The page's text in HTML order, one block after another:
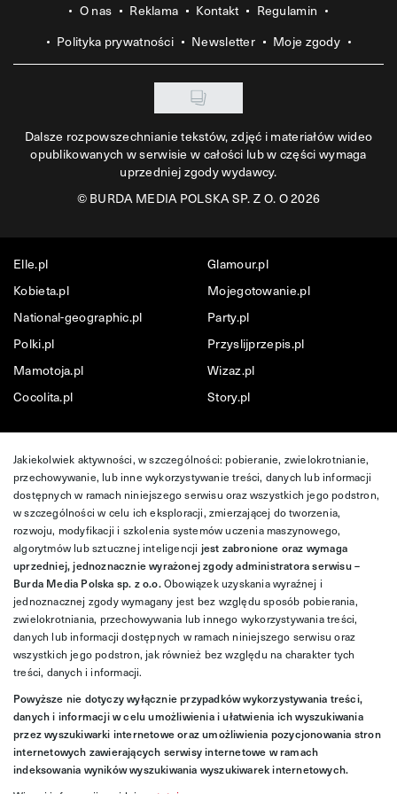
O nas Reklama Kontakt
Regulamin
Polityka prywatności
Newsletter Moje zgody
Dalsze rozpowszechnianie tekstów, zdjęć i materiałów wideo
opublikowanych w serwisie w całości lub w części wymaga
uprzedniej zgody wydawcy.
©BURDA MEDIA POLSKA SP. Z O. O 2026
Elle.pl
Glamour.pl
Kobieta.pl
Mojegotowanie.pl
National-geographic.pl
Party.pl
Polki.pl
Przyslijprzepis.pl
Mamotoja.pl
Wizaz.pl
Cocolita.pl
Story.pl
Jakiekolwiek aktywności, w szczególności: pobieranie, zwielokrotnianie,
przechowywanie, lub inne wykorzystywanie treści, danych lub informacji
dostępnych w ramach niniejszego serwisu oraz wszystkich jego podstron,
w szczególności w celu ich eksploracji, zmierzającej do tworzenia,
rozwoju, modyfikacji i szkolenia systemów uczenia maszynowego,
algorytmów lub sztucznej inteligencji jest zabronione oraz wymaga
uprzedniej, jednoznacznie wyrażonej zgody administratora serwisu –
Burda Media Polska sp. z o.o.Obowiązek uzyskania wyraźnej i
jednoznacznej zgody wymagany jest bez względu sposób pobierania,
zwielokrotniania, przechowywania lub innego wykorzystywania treści,
danych lub informacji dostępnych w ramach niniejszego serwisu oraz
wszystkich jego podstron, jak również bez względu na charakter tych
treści, danych i informacji.
Powyższe nie dotyczy wyłącznie przypadków wykorzystywania treści,
danych i informacji w celu umożliwienia i ułatwienia ich wyszukiwania
przez wyszukiwarki internetowe oraz umożliwienia pozycjonowania stron
internetowych zawierających serwisy internetowe w ramach
indeksowania wyników wyszukiwania wyszukiwarek internetowych.